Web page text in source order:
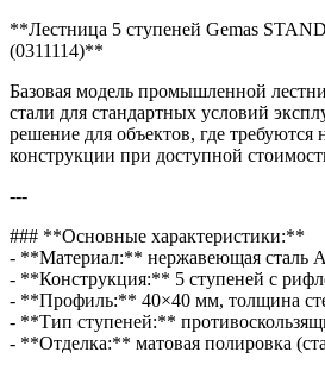
**Лестница 5 ступеней Gemas
(0311114)**
Базовая модель промышленной
стали для стандартных условий
решение для объектов, где требуются
конструкции при доступной
---
### **Основные характеристики:**
- **Материал:** нержавеющая сталь
- **Конструкция:** 5 ступеней с
- **Профиль:** 40×40 мм, толщина
- **Тип ступеней:**
- **Отделка:** матовая полировка